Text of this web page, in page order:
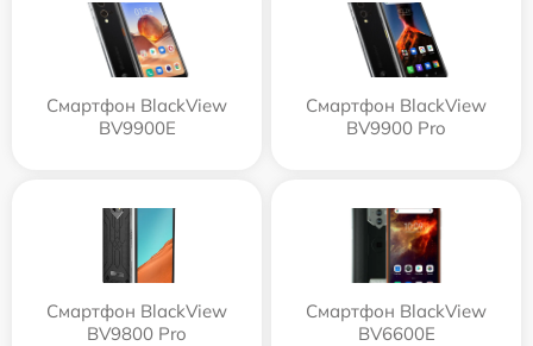
Смартфон BlackView
BV9900E
Смартфон BlackView
BV9900 Pro
Смартфон BlackView
BV9800 Pro
Смартфон BlackView
BV6600E